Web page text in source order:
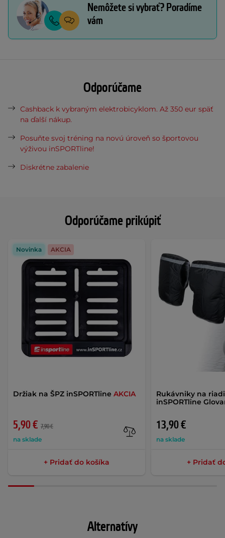
Odporúčame prikúpiť
Držiak na ŠPZ inSPORTline AKCIA
5,90 € 7,90 €
na sklade
Novinka AKCIA
+ Pridať do košíka
Rukávniky na
inSPORTline
13,90 €
na sklade
+ Pridať
Nemôžete si vybrať? Poradíme
vám
Odporúčame
Cashback k vybraným elektrobicyklom. Až 350 eur späť
na ďalší nákup.
Posuňte svoj tréning na novú úroveň so športovou
výživou inSPORTline!
Diskrétne zabalenie
Alternatívy